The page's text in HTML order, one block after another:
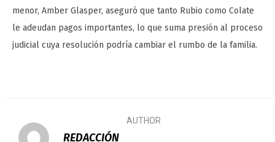
menor, Amber Glasper, aseguró que tanto Rubio como Colate
le adeudan pagos importantes, lo que suma presión al proceso
judicial cuya resolución podría cambiar el rumbo de la familia.
AUTHOR
REDACCIÓN